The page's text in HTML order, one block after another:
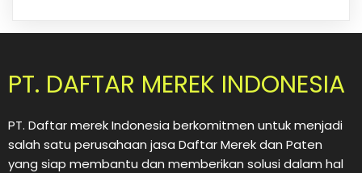
PT. DAFTAR MEREK INDONESIA
PT. Daftar merek Indonesia berkomitmen untuk menjadi
salah satu perusahaan jasa Daftar Merek dan Paten
yang siap membantu dan memberikan solusi dalam hal